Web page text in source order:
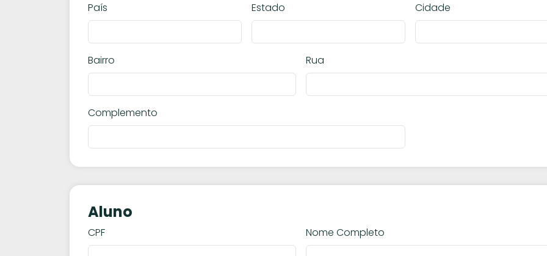
País Estado Cidade
Bairro Rua
Complemento
Aluno
CPF Nome Completo